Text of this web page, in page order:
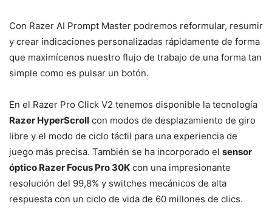
Con Razer AI Prompt Master podremos reformular, resumir
y crear indicaciones personalizadas rápidamente de forma
que maximícenos nuestro flujo de trabajo de una forma tan
simple como es pulsar un botón.
En el Razer Pro Click V2 tenemos disponible la tecnología
Razer HyperScroll con modos de desplazamiento de giro
libre y el modo de ciclo táctil para una experiencia de
juego más precisa. También se ha incorporado el sensor
óptico Razer Focus Pro 30K con una impresionante
resolución del 99,8% y switches mecánicos de alta
respuesta con un ciclo de vida de 60 millones de clics.